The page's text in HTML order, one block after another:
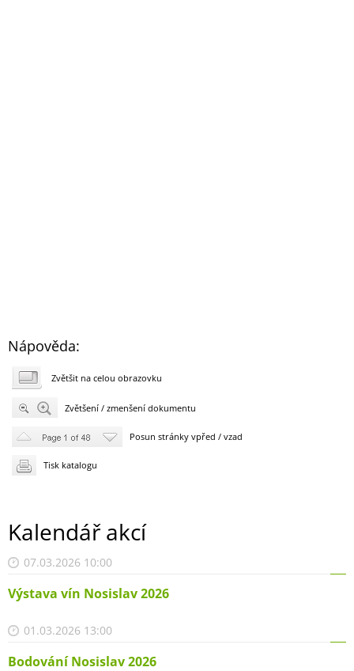
Nápověda:
Zvětšit na celou obrazovku
Zvětšení / zmenšení dokumentu
Posun stránky vpřed / vzad
Tisk katalogu
Kalendář akcí
07.03.2026 10:00
Výstava vín Nosislav 2026
01.03.2026 13:00
Bodování Nosislav 2026